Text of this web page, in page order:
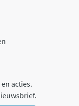
acties.